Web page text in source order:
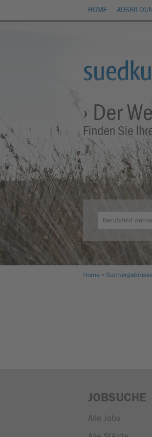
HOME
› Der
Finden Sie
Home
JOBSUCHE
Alle Jobs